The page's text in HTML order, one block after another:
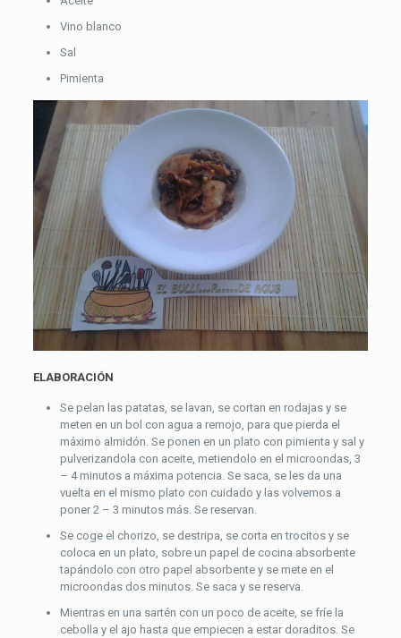
Vino blanco
Sal
Pimienta
ELABORACIÓN
Se pelan las patatas, se lavan, se cortan en rodajas y se
meten en un bol con agua a remojo, para que pierda el
máximo almidón. Se ponen en un plato con pimienta y sal y
pulverizandola con aceite, metiendolo en el microondas, 3
– 4 minutos a máxima potencia. Se saca, se les da una
vuelta en el mismo plato con cuidado y las volvemos a
poner 2 – 3 minutos más. Se reservan.
Se coge el chorizo, se destripa, se corta en trocitos y se
coloca en un plato, sobre un papel de cocina absorbente
tapándolo con otro papel absorbente y se mete en el
microondas dos minutos. Se saca y se reserva.
Mientras en una sartén con un poco de aceite, se fríe la
cebolla y el ajo hasta que empiecen a estar doraditos. Se